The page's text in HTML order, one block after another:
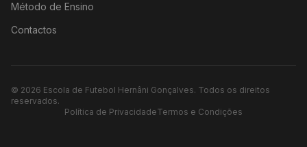
Método de Ensino
Contactos
© 2026 Escola de Futebol Hernâni Gonçalves. Todos os direitos
reservados.
Política de PrivacidadeTermos e Condições